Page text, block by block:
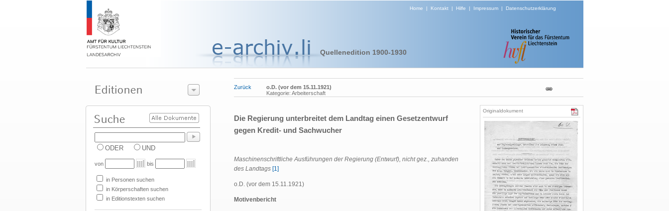
Home | Kontakt| Hilfe | Impressum| Datenschutzerklärung
Quellenedition 1900-1930
ODER UND
von bis
in Personen suchen
in Körperschaften suchen
in Editionstexten suchen
Zurück
o.D. (vor dem 15.11.1921)
Kategorie: Arbeiterschaft
Die Regierung unterbreitet dem Landtag einen Gesetzentwurf
gegen Kredit- und Sachwucher
Maschinenschriftliche Ausführungen der Regierung (Entwurf), nicht gez., zuhanden
des Landtags [1]
o.D. (vor dem 15.11.1921)
Motivenbericht
Originaldokument